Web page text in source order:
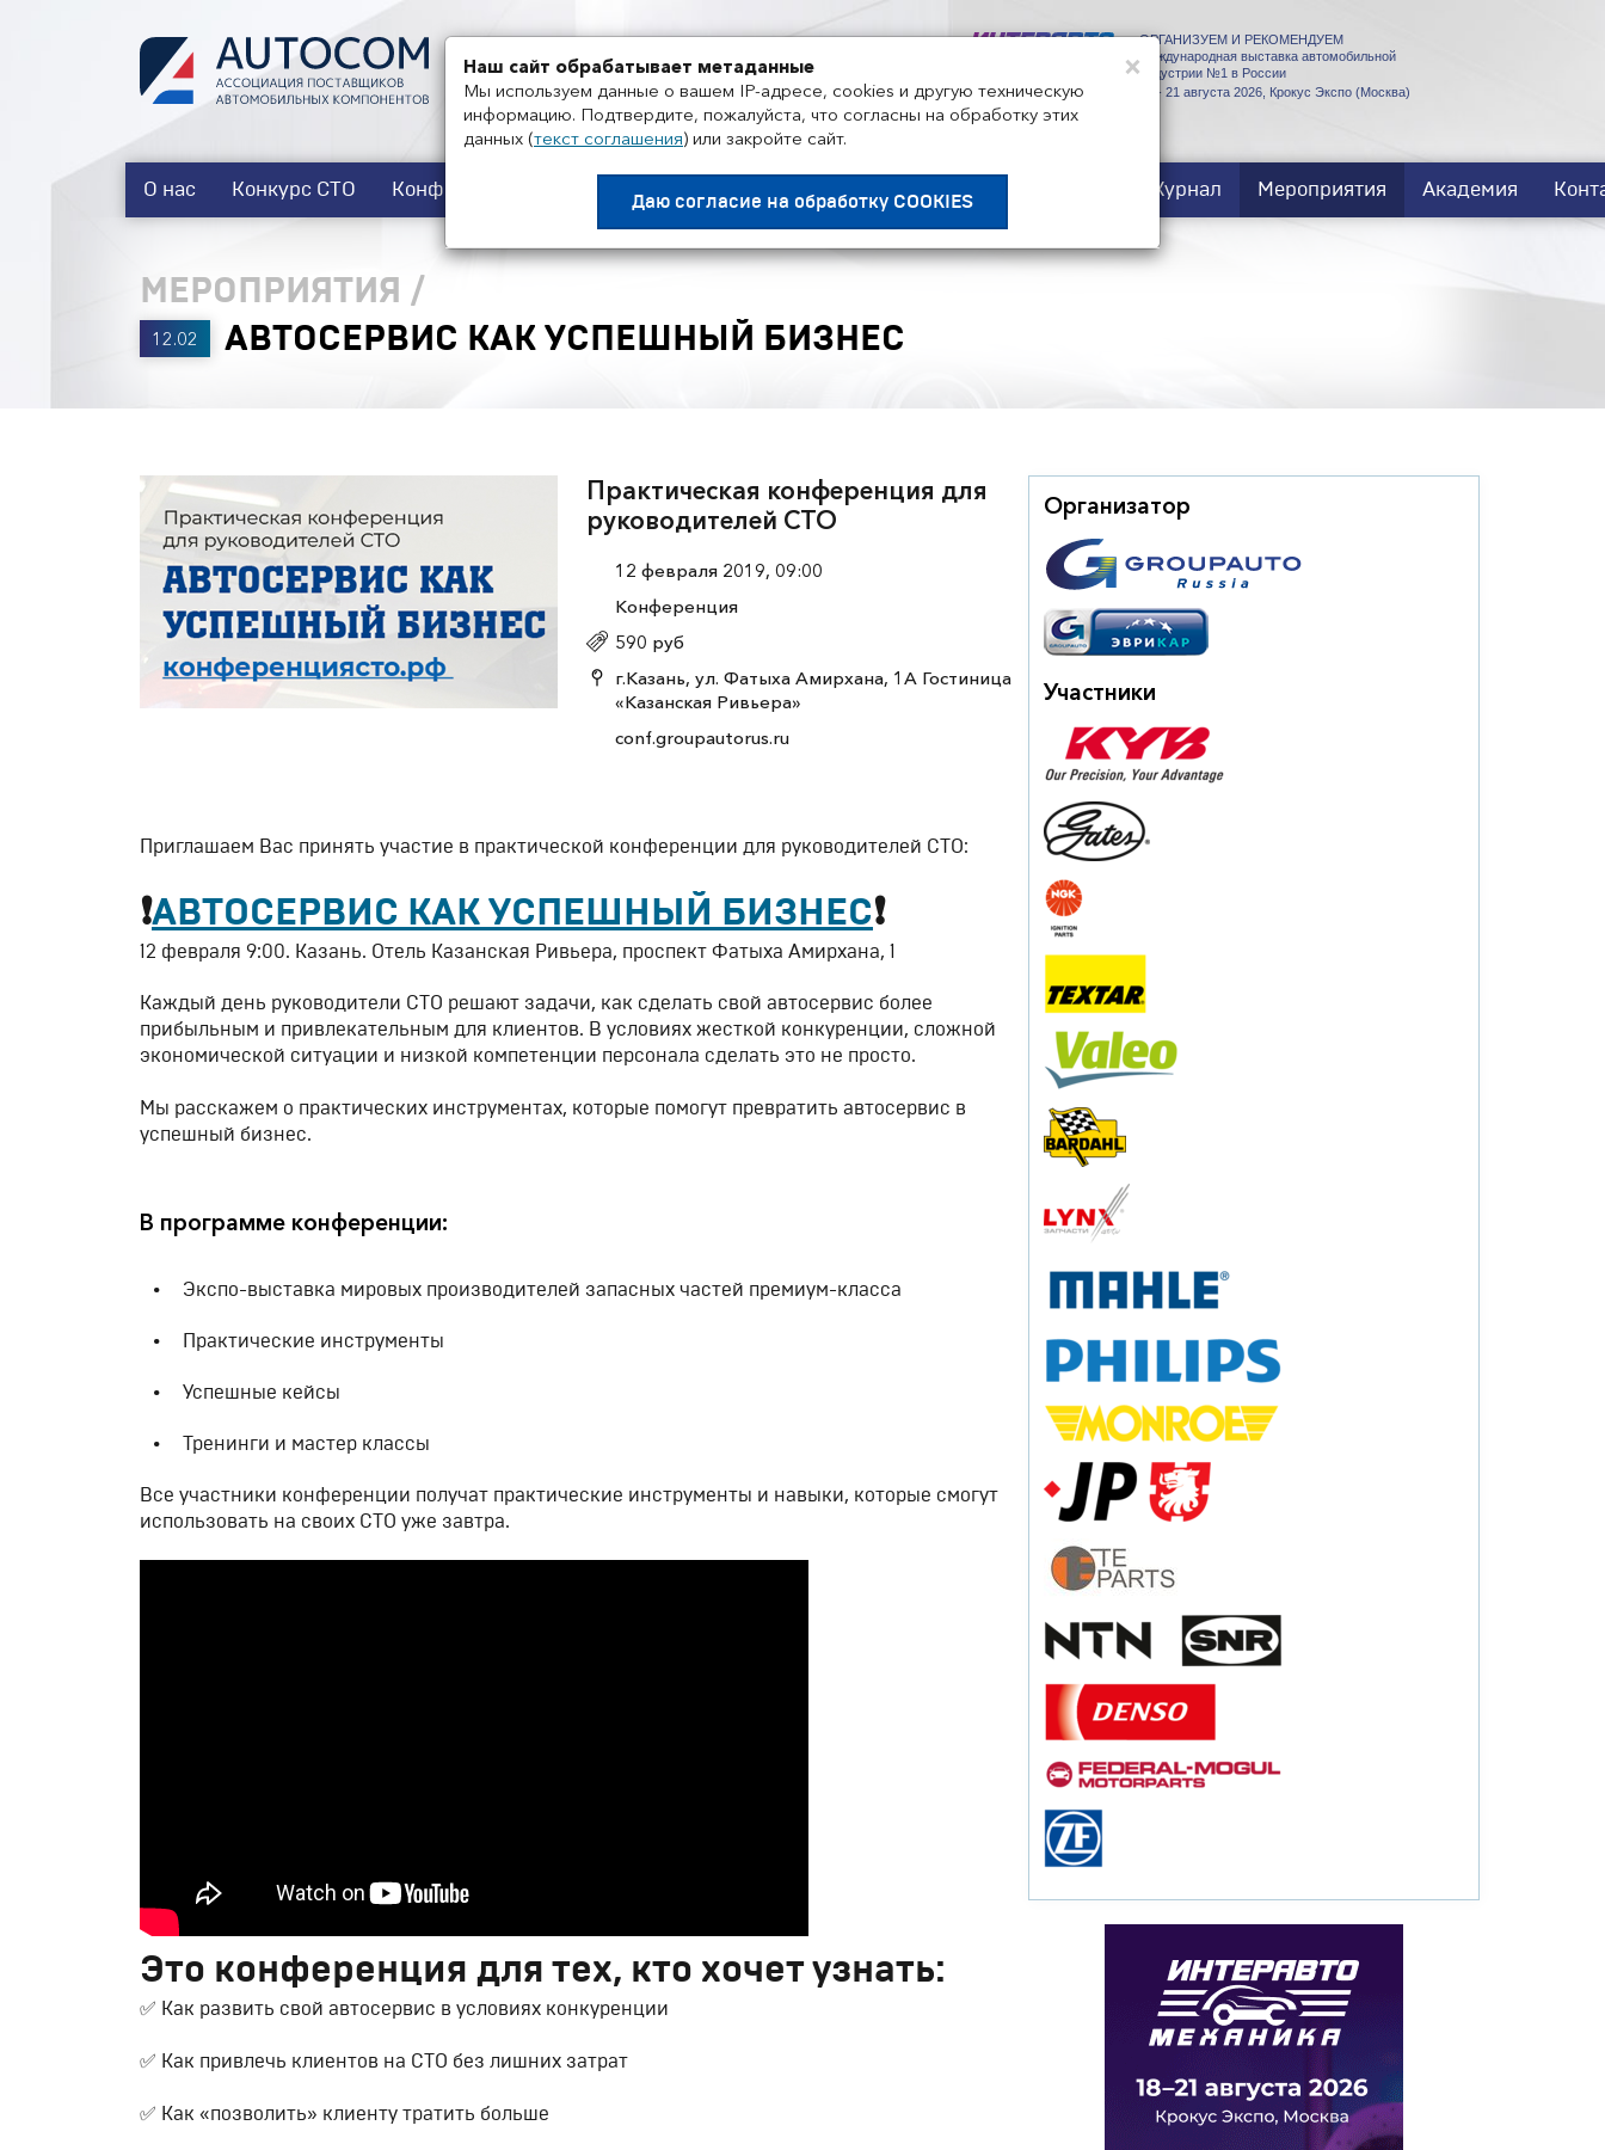
+7 495 858-52-99
ОРГАНИЗУЕМ И РЕКОМЕНДУЕМ
Международная выставка автомобильной
индустрии №1 в России
18 - 21 августа 2026, Крокус Экспо (Москва)
О нас Конкурс СТО Конференции Журнал Мероприятия Академия
МЕРОПРИЯТИЯ /
12.02 АВТОСЕРВИС КАК УСПЕШНЫЙ БИЗНЕС
Практическая конференция для
руководителей СТО
12 февраля 2019, 09:00
Конференция
590 руб
г.Казань, ул. Фатыха Амирхана, 1А Гостиница
«Казанская Ривьера»
conf.groupautorus.ru
Приглашаем Вас принять участие в практической конференции для руководителей СТО:
❗АВТОСЕРВИС КАК УСПЕШНЫЙ БИЗНЕС❗
12 февраля 9:00. Казань. Отель Казанская Ривьера, проспект Фатыха Амирхана, 1
Каждый день руководители СТО решают задачи, как сделать свой автосервис более
прибыльным и привлекательным для клиентов. В условиях жесткой конкуренции, сложной
экономической ситуации и низкой компетенции персонала сделать это не просто.
Мы расскажем о практических инструментах, которые помогут превратить автосервис в
успешный бизнес.
В программе конференции:
Экспо-выставка мировых производителей запасных частей премиум-класса
Практические инструменты
Успешные кейсы
Тренинги и мастер классы
Все участники конференции получат практические инструменты и навыки, которые смогут
использовать на своих СТО уже завтра.
Это конференция для тех, кто хочет узнать:
✅ Как развить свой автосервис в условиях конкуренции
✅ Как привлечь клиентов на СТО без лишних затрат
✅ Как «позволить» клиенту тратить больше
Организатор
Участники
×
Наш сайт обрабатывает метаданные
Мы используем данные о вашем IP-адресе, cookies и другую техническую
информацию. Подтвердите, пожалуйста, что согласны на обработку этих
данных (текст соглашения) или закройте сайт.
Даю согласие на обработку COOKIES